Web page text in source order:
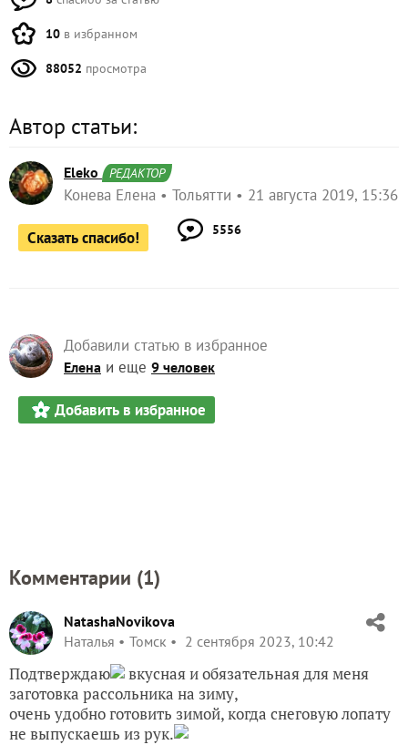
10 в избранном
88052 просмотра
Автор статьи:
Eleko РЕДАКТОР
Конева Елена Тольятти 21 августа 2019, 15:36
Сказать спасибо! 5556
Добавили статью в избранное
Елена и еще 9 человек
Добавить в избранное
Комментарии (1)
NatashaNovikova
Наталья
Томск 2 сентября 2023, 10:42
Подтверждаю
вкусная и обязательная для меня
заготовка рассольника на зиму,
очень удобно готовить зимой, когда снеговую лопату
не выпускаешь из рук.